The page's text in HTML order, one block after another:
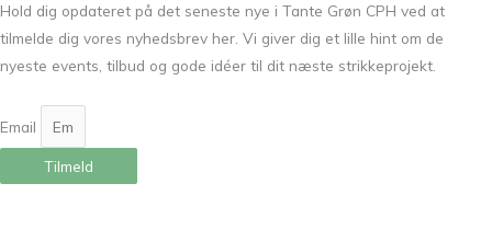
Hold dig opdateret på det seneste nye i Tante Grøn CPH ved at
tilmelde dig vores nyhedsbrev her. Vi giver dig et lille hint om de
nyeste events, tilbud og gode idéer til dit næste strikkeprojekt.
Email
Tilmeld